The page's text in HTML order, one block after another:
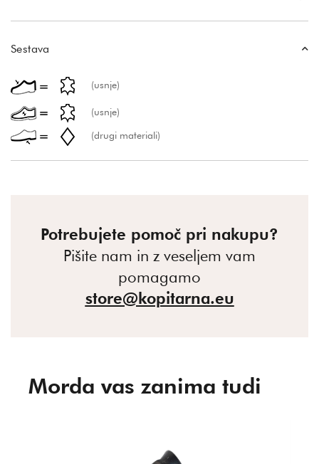
Sestava
(usnje)
(usnje)
(drugi materiali)
Potrebujete pomoč pri nakupu?
Pišite nam in z veseljem vam
pomagamo
store@kopitarna.eu
Morda vas zanima tudi